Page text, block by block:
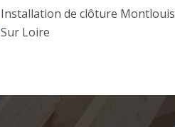
Installation de clôture Montlouis
Sur Loire